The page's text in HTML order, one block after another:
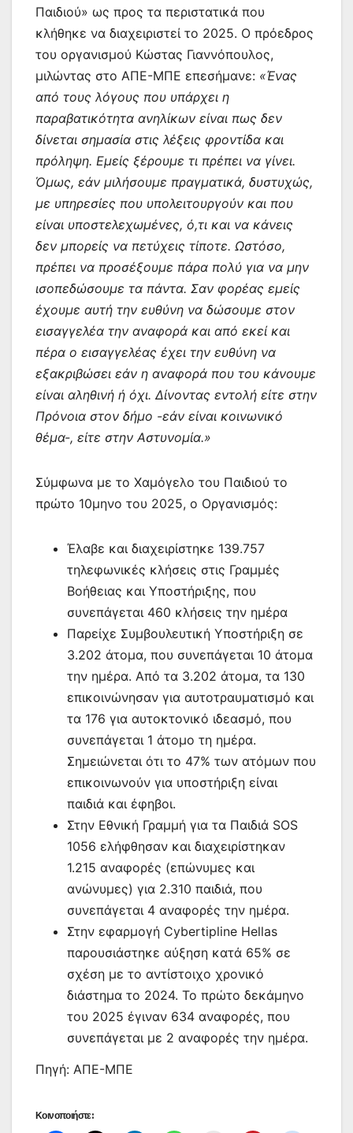
Παιδιού» ως προς τα περιστατικά που
κλήθηκε να διαχειριστεί το 2025. Ο πρόεδρος
του οργανισμού Κώστας Γιαννόπουλος,
μιλώντας στο ΑΠΕ-ΜΠΕ επεσήμανε: «Ένας
από τους λόγους που υπάρχει η
παραβατικότητα ανηλίκων είναι πως δεν
δίνεται σημασία στις λέξεις φροντίδα και
πρόληψη. Εμείς ξέρουμε τι πρέπει να γίνει.
Όμως, εάν μιλήσουμε πραγματικά, δυστυχώς,
με υπηρεσίες που υπολειτουργούν και που
είναι υποστελεχωμένες, ό,τι και να κάνεις
δεν μπορείς να πετύχεις τίποτε. Ωστόσο,
πρέπει να προσέξουμε πάρα πολύ για να μην
ισοπεδώσουμε τα πάντα. Σαν φορέας εμείς
έχουμε αυτή την ευθύνη να δώσουμε στον
εισαγγελέα την αναφορά και από εκεί και
πέρα ο εισαγγελέας έχει την ευθύνη να
εξακριβώσει εάν η αναφορά που του κάνουμε
είναι αληθινή ή όχι. Δίνοντας εντολή είτε στην
Πρόνοια στον δήμο -εάν είναι κοινωνικό
θέμα-, είτε στην Αστυνομία.»
Σύμφωνα με το Χαμόγελο του Παιδιού το
πρώτο 10μηνο του 2025, ο Οργανισμός:
Έλαβε και διαχειρίστηκε 139.757
τηλεφωνικές κλήσεις στις Γραμμές
Βοήθειας και Υποστήριξης, που
συνεπάγεται 460 κλήσεις την ημέρα
Παρείχε Συμβουλευτική Υποστήριξη σε
3.202 άτομα, που συνεπάγεται 10 άτομα
την ημέρα. Από τα 3.202 άτομα, τα 130
επικοινώνησαν για αυτοτραυματισμό και
τα 176 για αυτοκτονικό ιδεασμό, που
συνεπάγεται 1 άτομο τη ημέρα.
Σημειώνεται ότι το 47% των ατόμων που
επικοινωνούν για υποστήριξη είναι
παιδιά και έφηβοι.
Στην Εθνική Γραμμή για τα Παιδιά SOS
1056 ελήφθησαν και διαχειρίστηκαν
1.215 αναφορές (επώνυμες και
ανώνυμες) για 2.310 παιδιά, που
συνεπάγεται 4 αναφορές την ημέρα.
Στην εφαρμογή Cybertipline Hellas
παρουσιάστηκε αύξηση κατά 65% σε
σχέση με το αντίστοιχο χρονικό
διάστημα το 2024. Το πρώτο δεκάμηνο
του 2025 έγιναν 634 αναφορές, που
συνεπάγεται με 2 αναφορές την ημέρα.
Πηγή: ΑΠΕ-ΜΠΕ
Κοινοποιήστε: